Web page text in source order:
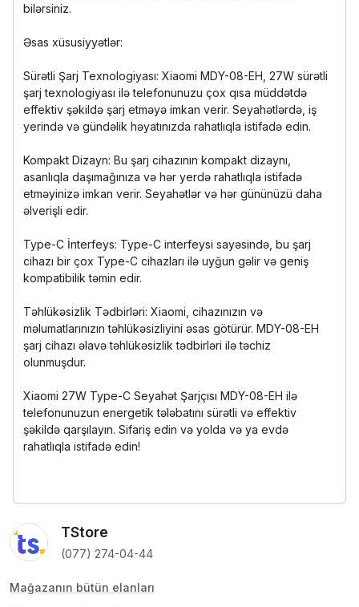
bilərsiniz.
Əsas xüsusiyyətlər:
Sürətli Şarj Texnologiyası: Xiaomi MDY-08-EH, 27W sürətli
şarj texnologiyası ilə telefonunuzu çox qısa müddətdə
effektiv şəkildə şarj etməyə imkan verir. Seyahətlərdə, iş
yerində və gündəlik həyatınızda rahatlıqla istifadə edin.
Kompakt Dizayn: Bu şarj cihazının kompakt dizaynı,
asanlıqla daşımağınıza və hər yerdə rahatlıqla istifadə
etməyinizə imkan verir. Seyahətlər və hər gününüzü daha
əlverişli edir.
Type-C İnterfeys: Type-C interfeysi sayəsində, bu şarj
cihazı bir çox Type-C cihazları ilə uyğun gəlir və geniş
kompatibilik təmin edir.
Təhlükəsizlik Tədbirləri: Xiaomi, cihazınızın və
məlumatlarınızın təhlükəsizliyini əsas götürür. MDY-08-EH
şarj cihazı əlavə təhlükəsizlik tədbirləri ilə təchiz
olunmuşdur.
Xiaomi 27W Type-C Seyahət Şarjçısı MDY-08-EH ilə
telefonunuzun energetik tələbatını sürətli və effektiv
şəkildə qarşılayın. Sifariş edin və yolda və ya evdə
rahatlıqla istifadə edin!
TStore
(077) 274-04-44
Mağazanın bütün elanları